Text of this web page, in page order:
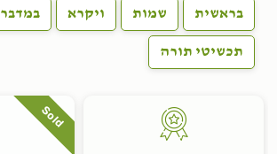
בראשית שמות ויקרא במדבר
תכשיטי תורה
Sold